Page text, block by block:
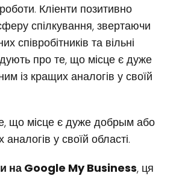
Кліенти позитивно
спілкування, звертаючи
співробітників та вільні
про те, що місце є дуже
із кращих аналогів у своїй
що місце є дуже добрым або
у своїй області.
на Google My Business, ця